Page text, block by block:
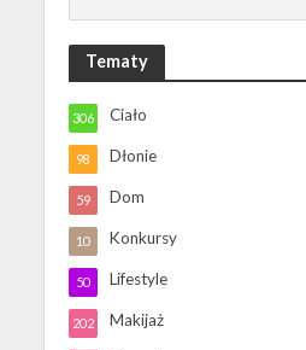
Tematy
Ciało
306
Dłonie
98
Dom
59
Konkursy
10
Lifestyle
50
Makijaż
202